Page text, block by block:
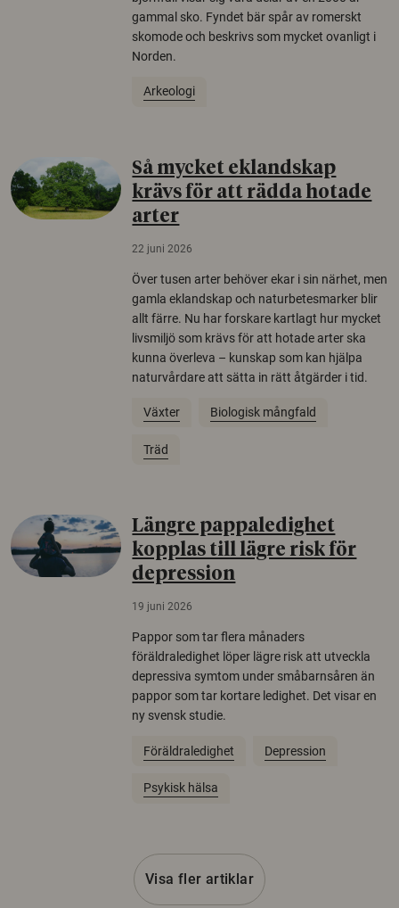
gammal sko. Fyndet bär spår av romerskt
skomode och beskrivs som mycket ovanligt i
Norden.
Arkeologi
Så mycket eklandskap
krävs för att rädda hotade
arter
22 juni 2026
Över tusen arter behöver ekar i sin närhet, men
gamla eklandskap och naturbetesmarker blir
allt färre. Nu har forskare kartlagt hur mycket
livsmiljö som krävs för att hotade arter ska
kunna överleva – kunskap som kan hjälpa
naturvårdare att sätta in rätt åtgärder i tid.
Växter Biologisk mångfald
Träd
Längre pappaledighet
kopplas till lägre risk för
depression
19 juni 2026
Pappor som tar flera månaders
föräldraledighet löper lägre risk att utveckla
depressiva symtom under småbarnsåren än
pappor som tar kortare ledighet. Det visar en
ny svensk studie.
Föräldraledighet Depression
Psykisk hälsa
Visa fler artiklar